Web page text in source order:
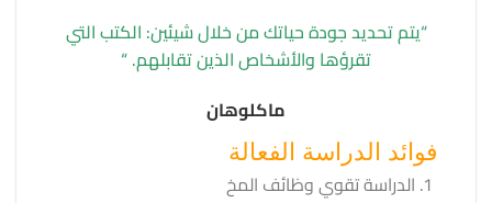
“يتم تحديد جودة حياتك من خلال شيئين: الكتب التي
تقرؤها والأشخاص الذين تقابلهم. “
ماكلوهان
فوائد الدراسة الفعالة
الدراسة تقوي وظائف المخ